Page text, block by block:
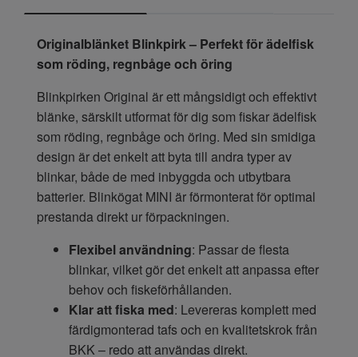
Originalblänket Blinkpirk – Perfekt för ädelfisk
som röding, regnbåge och öring
Blinkpirken Original är ett mångsidigt och effektivt
blänke, särskilt utformat för dig som fiskar ädelfisk
som röding, regnbåge och öring. Med sin smidiga
design är det enkelt att byta till andra typer av
blinkar, både de med inbyggda och utbytbara
batterier. Blinkögat MINI är förmonterat för optimal
prestanda direkt ur förpackningen.
Flexibel användning: Passar de flesta
blinkar, vilket gör det enkelt att anpassa efter
behov och fiskeförhållanden.
Klar att fiska med: Levereras komplett med
färdigmonterad tafs och en kvalitetskrok från
BKK – redo att användas direkt.